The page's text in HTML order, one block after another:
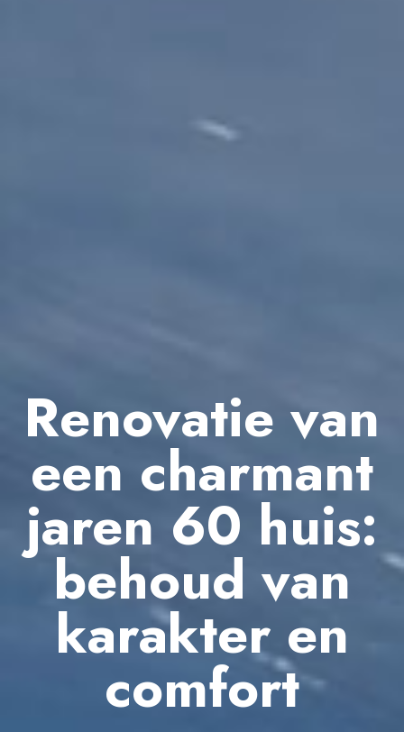
Renovatie van
een charmant
jaren 60 huis:
behoud van
karakter en
comfort